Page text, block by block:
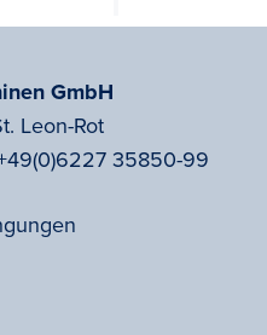
GmbH
Leon-Rot
35850-99